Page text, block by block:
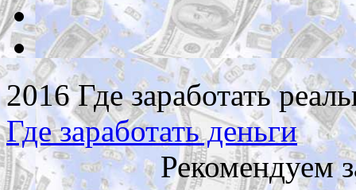
2016 Где заработать
Где заработать деньги
Рекомендуем